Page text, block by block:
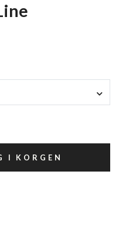
I KORGEN